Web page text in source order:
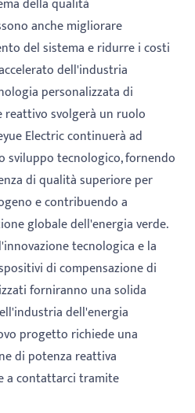
della qualità
anche migliorare
del sistema e ridurre i costi
dell'industria
personalizzata di
reattivo svolgerà un ruolo
Electric continuerà ad
sviluppo tecnologico, fornendo
di qualità superiore per
e contribuendo a
globale dell'energia verde.
tecnologica e la
di compensazione di
forniranno una solida
dell'energia
progetto richiede una
di potenza reattiva
a contattarci tramite